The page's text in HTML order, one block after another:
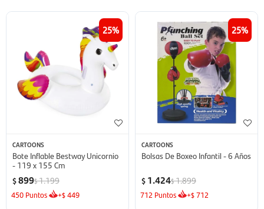
25
CARTOONS
Bote Inflable Bestway Unicornio
- 119 x 155 Cm
$899$1.199
450 Puntos +$449
25
CARTOONS
Bolsas De Boxeo Infantil - 6 Años
$ 1.424$1.899
712 Puntos +$712